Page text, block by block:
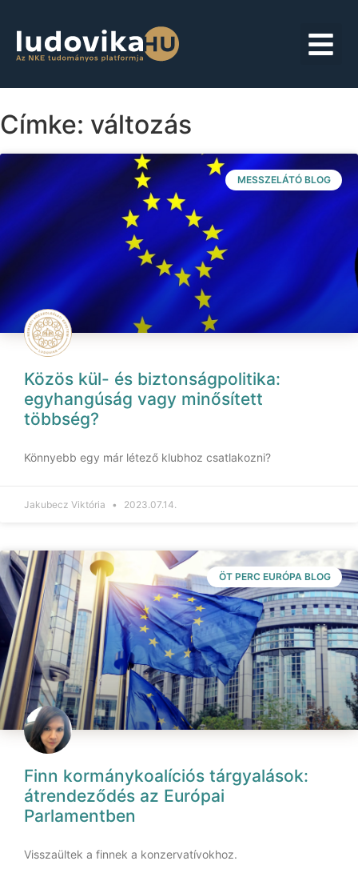
Címke: változás
MESSZELÁTÓ BLOG
Közös kül- és biztonságpolitika:
egyhangúság vagy minősített
többség?
Könnyebb egy már létező klubhoz csatlakozni?
Jakubecz Viktória 2023.07.14.
ÖT PERC EURÓPA BLOG
Finn kormánykoalíciós tárgyalások:
átrendeződés az Európai
Parlamentben
Visszaültek a finnek a konzervatívokhoz.